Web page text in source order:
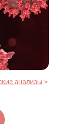
анализы